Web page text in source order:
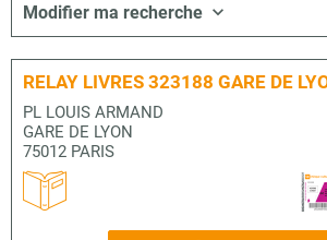
Modifier ma recherche
RELAY LIVRES 323188 GARE DE
PL LOUIS ARMAND
GARE DE LYON
75012 PARIS